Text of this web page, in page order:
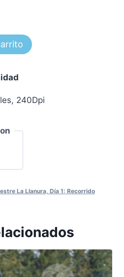
240Dpi
La Llanura, Día 1: Recorrido